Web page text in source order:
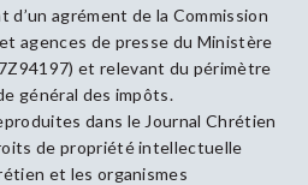
agrément de la Commission
agences de presse du Ministère
et relevant du périmètre
général des impôts.
dans le Journal Chrétien
de propriété intellectuelle
et les organismes